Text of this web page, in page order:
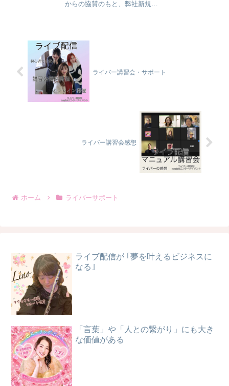
からの協賛のもと、弊社新規ラ
典＞・povo4...
ライバー講習会・サポート
ライバー講習会感想
ホーム ライバーサポート
ライブ配信が ｢夢を叶えるビジネスに
なる｣
「言葉」や「人との繋がり」にも大き
な価値がある